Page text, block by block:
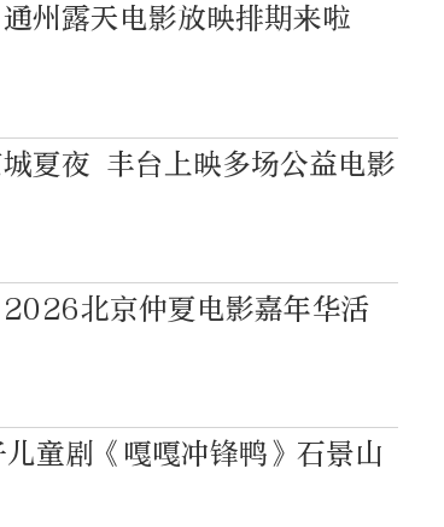
州露天电影放映排期来啦
夏夜 丰台上映多场公益电影
北京仲夏电影嘉年华活
童剧《嘎嘎冲锋鸭》石景山